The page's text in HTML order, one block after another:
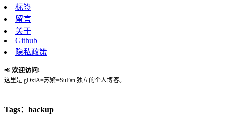
标签
留言
关于
Github
隐私政策
📢 欢迎访问!
这里是 gOxiA=苏繁=SuFan 独立的个人博客。
Tags：backup